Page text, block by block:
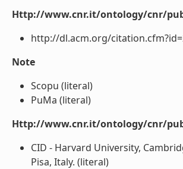
Http://www.cnr.it/ontology/cnr/
http://dl.acm.org/
Note
Scopu (literal)
PuMa (literal)
Http://www.cnr.it/ontology/cnr/
CID - Harvard University,
Pisa, Italy. (literal)